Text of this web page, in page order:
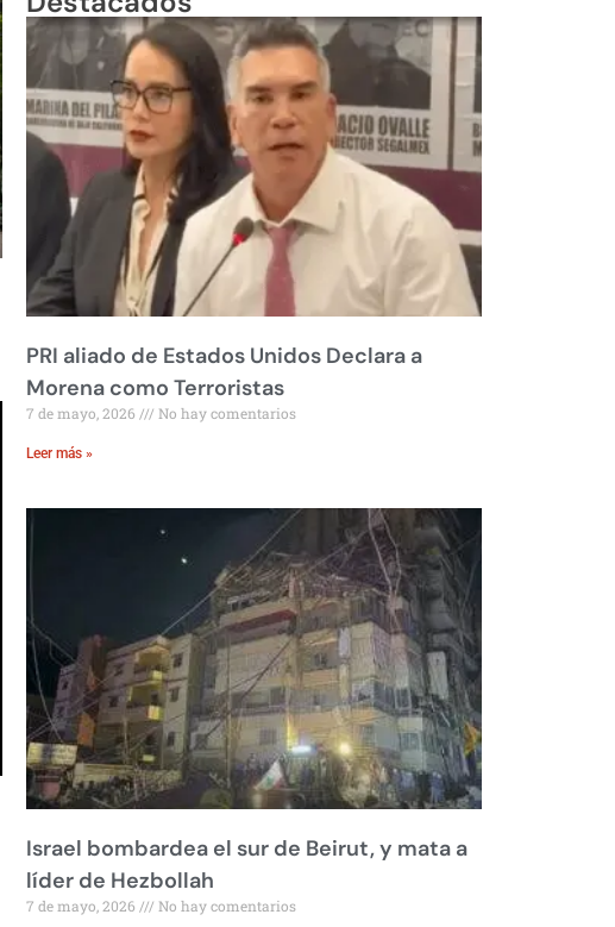
PRI aliado de Estados Unidos Declara a
Morena como Terroristas
7 de mayo, 2026 No hay comentarios
Leer más »
Israel bombardea el sur de Beirut, y mata a
líder de Hezbollah
7 de mayo, 2026 No hay comentarios